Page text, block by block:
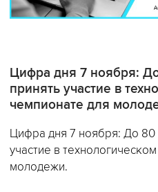
Цифра дня 7 ноября:
принять участие в
чемпионате для
Цифра дня 7 ноября: До 80
участие в
молодежи.